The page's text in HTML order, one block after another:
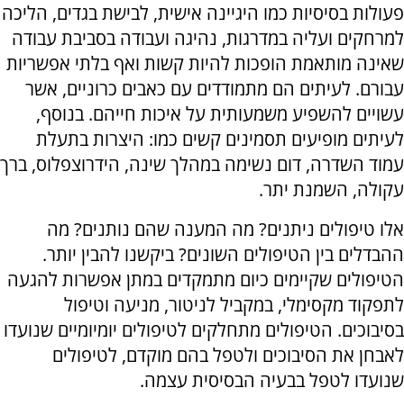
פעולות בסיסיות כמו היגיינה אישית, לבישת בגדים, הליכה
למרחקים ועליה במדרגות, נהיגה ועבודה בסביבת עבודה
שאינה מותאמת הופכות להיות קשות ואף בלתי אפשריות
עבורם. לעיתים הם מתמודדים עם כאבים כרוניים, אשר
עשויים להשפיע משמעותית על איכות חייהם. בנוסף,
לעיתים מופיעים תסמינים קשים כמו: היצרות בתעלת
עמוד השדרה, דום נשימה במהלך שינה, הידרוצפלוס, ברך
עקולה, השמנת יתר.
אלו טיפולים ניתנים? מה המענה שהם נותנים? מה
ההבדלים בין הטיפולים השונים? ביקשנו להבין יותר.
הטיפולים שקיימים כיום מתמקדים במתן אפשרות להגעה
לתפקוד מקסימלי, במקביל לניטור, מניעה וטיפול
בסיבוכים. הטיפולים מתחלקים לטיפולים יומיומיים שנועדו
לאבחן את הסיבוכים ולטפל בהם מוקדם, לטיפולים
שנועדו לטפל בבעיה הבסיסית עצמה.